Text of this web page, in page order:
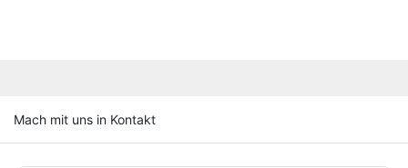
Mach mit uns in Kontakt